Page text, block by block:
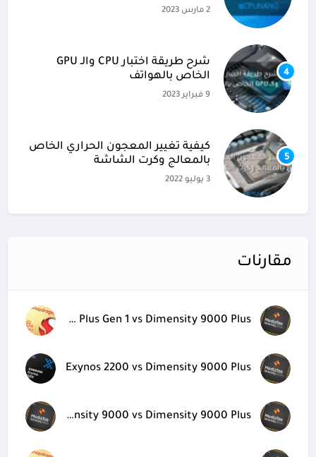
4
شرح طريقة اختبار CPU والـ GPU
الخاص بالهواتف
5
كيفية تغيير المعجون الحراري الخاص
بالمعالج وكرت الشاشة
مقارنات
Snapdragon 8 Plus Gen 1 vs Dimensity 9000 Plus
Exynos 2200 vs Dimensity 9000 Plus
Dimensity 9000 vs Dimensity 9000 Plus